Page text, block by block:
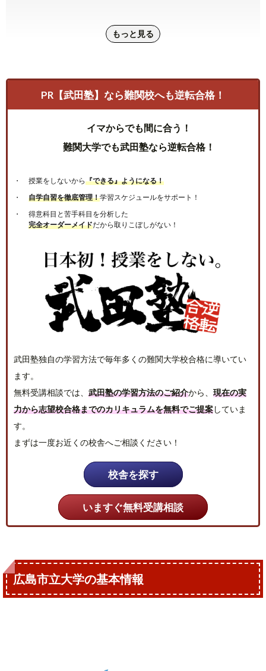
もっと見る
PR【武田塾】なら難関校へも逆転合格！
イマからでも間に合う！
難関大学でも武田塾なら逆転合格！
授業をしないから『できる』ようになる！
自学自習を徹底管理！学習スケジュールをサポート！
得意科目と苦手科目を分析した
完全オーダーメイドだから取りこぼしがない！
武田塾独自の学習方法で毎年多くの難関大学校合格に導いてい
ます。
無料受講相談では、 武田塾の学習方法のご紹介から、 現在の実
力から志望校合格までのカリキュラムを無料でご提案していま
す。
まずは一度お近くの校舎へご相談ください！
校舎を探す
いますぐ無料受講相談
広島市立大学の基本情報